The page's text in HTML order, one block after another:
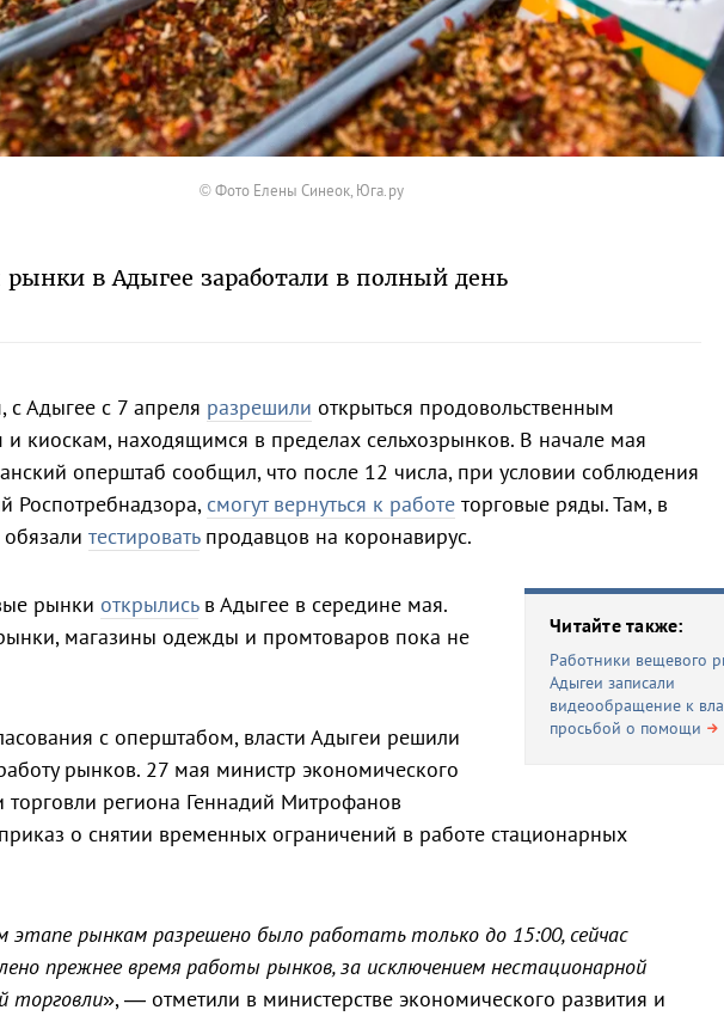
© Фото Елены Синеок, Юга.ру
в Адыгее заработали в полный день
Адыгее с 7 апреля разрешили открыться продовольственным
и киоскам, находящимся в пределах сельхозрынков. В начале мая
оперштаб сообщил, что после 12 числа, при условии соблюдения
Роспотребнадзора, смогут вернуться к работе торговые ряды. Там, в
тестироватьпродавцов на коронавирус.
Читайте также:
Работники вещевого
Адыгеи записали
видеообращение к
просьбой о помощи
рынки открылисьв Адыгее в середине мая.
магазины одежды и промтоваров пока не
с оперштабом, власти Адыгеи решили
рынков. 27 мая министр экономического
торговли региона Геннадий Митрофанов
о снятии временных ограничений в работе стационарных
этапе рынкам разрешено было работать только до 15:00, сейчас
прежнее время работы рынков, за исключением нестационарной
торговли», — отметили в министерстве экономического развития и